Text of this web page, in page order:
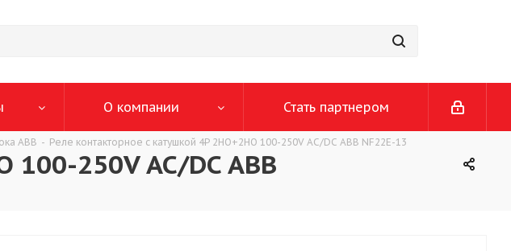
О компании Стать партнером
ABB - Реле контакторное с катушкой 4P 2НО+2НО 100-250V AC/DC ABB NF22E-13
250V AC/DC ABB